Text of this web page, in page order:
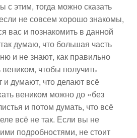
с этим, тогда можно сказать
не совсем хорошо знакомы,
вас и познакомить в данной
думаю, что большая часть
и не знают, как правильно
веником, чтобы получить
и думают, что делают всё
веником можно до «без
и потом думать, что всё
всё не так. Если вы не
подробностями, не стоит